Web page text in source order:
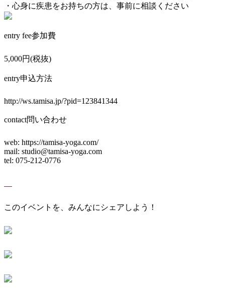
・心身に疾患をお持ちの方は、事前に相談ください
entry fee参加費
5,000円(税抜)
entry申込方法
http://ws.tamisa.jp/?pid=123841344
contact問い合わせ
web: https://tamisa-yoga.com/
mail: studio@tamisa-yoga.com
tel: 075-212-0776
このイベントを、みんなにシェアしよう！